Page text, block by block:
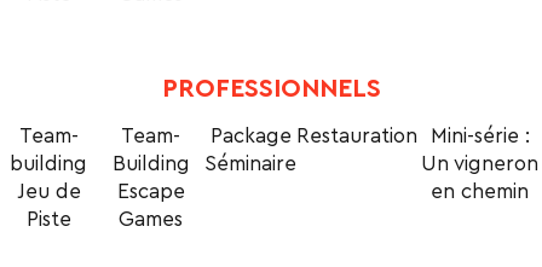
PROFESSIONNELS
Team-
building
Jeu de
Piste
Team-
Building
Escape
Games
Package
Séminaire
Restauration
Mini-série :
Un vigneron
en chemin